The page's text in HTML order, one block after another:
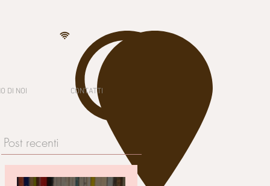
DI NOI CONTATTI
Post recenti